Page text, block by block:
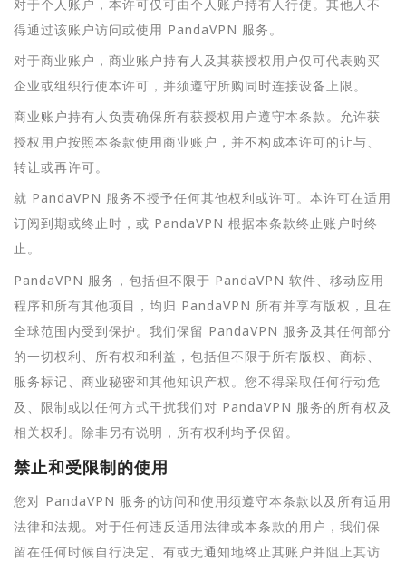
对于个人账户，本许可仅可由个人账户持有人行使。其他人不
得通过该账户访问或使用 PandaVPN 服务。
对于商业账户，商业账户持有人及其获授权用户仅可代表购买
企业或组织行使本许可，并须遵守所购同时连接设备上限。
商业账户持有人负责确保所有获授权用户遵守本条款。允许获
授权用户按照本条款使用商业账户，并不构成本许可的让与、
转让或再许可。
就 PandaVPN 服务不授予任何其他权利或许可。本许可在适用
订阅到期或终止时，或 PandaVPN 根据本条款终止账户时终
止。
PandaVPN 服务，包括但不限于 PandaVPN 软件、移动应用
程序和所有其他项目，均归 PandaVPN 所有并享有版权，且在
全球范围内受到保护。我们保留 PandaVPN 服务及其任何部分
的一切权利、所有权和利益，包括但不限于所有版权、商标、
服务标记、商业秘密和其他知识产权。您不得采取任何行动危
及、限制或以任何方式干扰我们对 PandaVPN 服务的所有权及
相关权利。除非另有说明，所有权利均予保留。
禁止和受限制的使用
您对 PandaVPN 服务的访问和使用须遵守本条款以及所有适用
法律和法规。对于任何违反适用法律或本条款的用户，我们保
留在任何时候自行决定、有或无通知地终止其账户并阻止其访